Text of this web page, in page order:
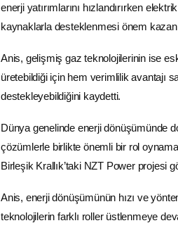
enerji yatırımlarını hızlandırırken elektrik
kaynaklarla desteklenmesi önem
Anis, gelişmiş gaz teknolojilerinin ise
üretebildiği için hem verimlilik avantajı
destekleyebildiğini kaydetti.
Dünya genelinde enerji dönüşümünde
çözümlerle birlikte önemli bir rol
Birleşik Krallık’taki NZT Power projesi
Anis, enerji dönüşümünün hızı ve
teknolojilerin farklı roller üstlenmeye